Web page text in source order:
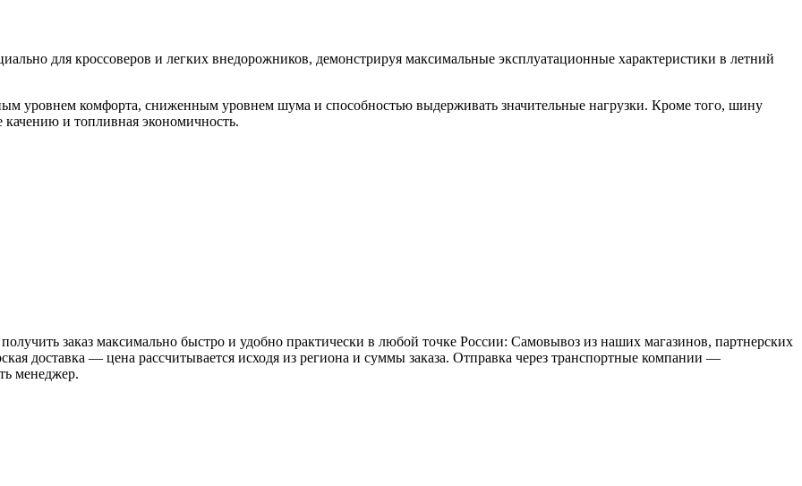
для кроссоверов и легких внедорожников, демонстрируя максимальные эксплуатационные характеристики в летний
уровнем комфорта, сниженным уровнем шума и способностью выдерживать значительные нагрузки. Кроме того, шину
качению и топливная экономичность.
заказ максимально быстро и удобно практически в любой точке России: Самовывоз из наших магазинов, партнерских
доставка — цена рассчитывается исходя из региона и суммы заказа. Отправка через транспортные компании —
менеджер.